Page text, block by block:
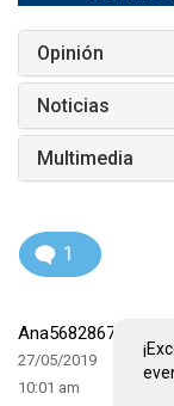
Opinión
Noticias
Multimedia
1
Ana568286747
27/05/2019
10:01 am